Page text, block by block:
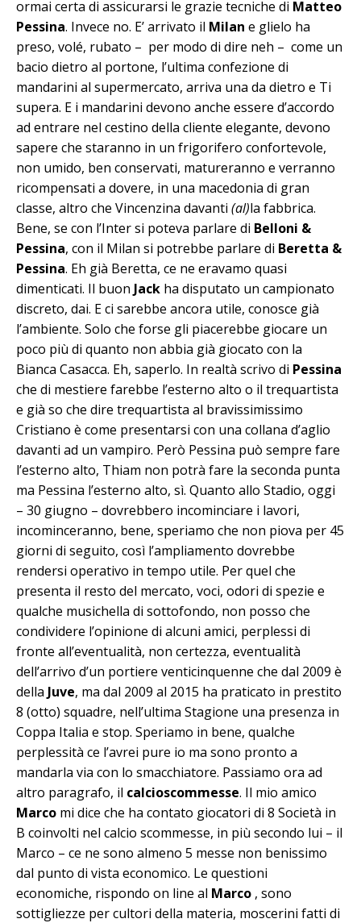
ormai certa di assicurarsi le grazie tecniche di Matteo
Pessina. Invece no. E’ arrivato il Milan e glielo ha
preso, volé, rubato – per modo di dire neh – come un
bacio dietro al portone, l’ultima confezione di
mandarini al supermercato, arriva una da dietro e Ti
supera. E i mandarini devono anche essere d’accordo
ad entrare nel cestino della cliente elegante, devono
sapere che staranno in un frigorifero confortevole,
non umido, ben conservati, matureranno e verranno
ricompensati a dovere, in una macedonia di gran
classe, altro che Vincenzina davanti (al)la fabbrica.
Bene, se con l’Inter si poteva parlare di Belloni &
Pessina, con il Milan si potrebbe parlare di Beretta &
Pessina. Eh già Beretta, ce ne eravamo quasi
dimenticati. Il buon Jack ha disputato un campionato
discreto, dai. E ci sarebbe ancora utile, conosce già
l’ambiente. Solo che forse gli piacerebbe giocare un
poco più di quanto non abbia già giocato con la
Bianca Casacca. Eh, saperlo. In realtà scrivo di Pessina
che di mestiere farebbe l’esterno alto o il trequartista
e già so che dire trequartista al bravissimissimo
Cristiano è come presentarsi con una collana d’aglio
davanti ad un vampiro. Però Pessina può sempre fare
l’esterno alto, Thiam non potrà fare la seconda punta
ma Pessina l’esterno alto, sì. Quanto allo Stadio, oggi
– 30 giugno – dovrebbero incominciare i lavori,
incominceranno, bene, speriamo che non piova per 45
giorni di seguito, così l’ampliamento dovrebbe
rendersi operativo in tempo utile. Per quel che
presenta il resto del mercato, voci, odori di spezie e
qualche musichella di sottofondo, non posso che
condividere l’opinione di alcuni amici, perplessi di
fronte all’eventualità, non certezza, eventualità
dell’arrivo d’un portiere venticinquenne che dal 2009 è
della Juve, ma dal 2009 al 2015 ha praticato in prestito
8 (otto) squadre, nell’ultima Stagione una presenza in
Coppa Italia e stop. Speriamo in bene, qualche
perplessità ce l’avrei pure io ma sono pronto a
mandarla via con lo smacchiatore. Passiamo ora ad
altro paragrafo, il calcioscommesse. Il mio amico
Marco mi dice che ha contato giocatori di 8 Società in
B coinvolti nel calcio scommesse, in più secondo lui – il
Marco – ce ne sono almeno 5 messe non benissimo
dal punto di vista economico. Le questioni
economiche, rispondo on line al Marco , sono
sottigliezze per cultori della materia, moscerini fatti di